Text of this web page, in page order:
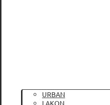
URBAN
LAKON